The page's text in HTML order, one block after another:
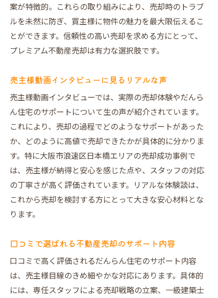
案が特徴的。これらの取り組みにより、売却時のトラブ
ルを未然に防ぎ、買主様に物件の魅力を最大限伝えるこ
とができます。信頼性の高い売却を求める方にとって、
プレミアム不動産売却は有力な選択肢です。
売主様動画インタビューに見るリアルな声
売主様動画インタビューでは、実際の売却体験やだんら
ん住宅のサポートについて生の声が紹介されています。
これにより、売却の過程でどのようなサポートがあった
か、どのように高値で売却できたかが具体的に分かりま
す。特に大阪市浪速区日本橋エリアの売却成功事例で
は、売主様が納得と安心を感じた点や、スタッフの対応
の丁寧さが高く評価されています。リアルな体験談は、
これから売却を検討する方にとって大きな安心材料とな
ります。
口コミで選ばれる不動産売却のサポート内容
口コミで高く評価されるだんらん住宅のサポート内容
は、売主様目線のきめ細やかな対応にあります。具体的
には、専任スタッフによる売却戦略の立案、一級建築士